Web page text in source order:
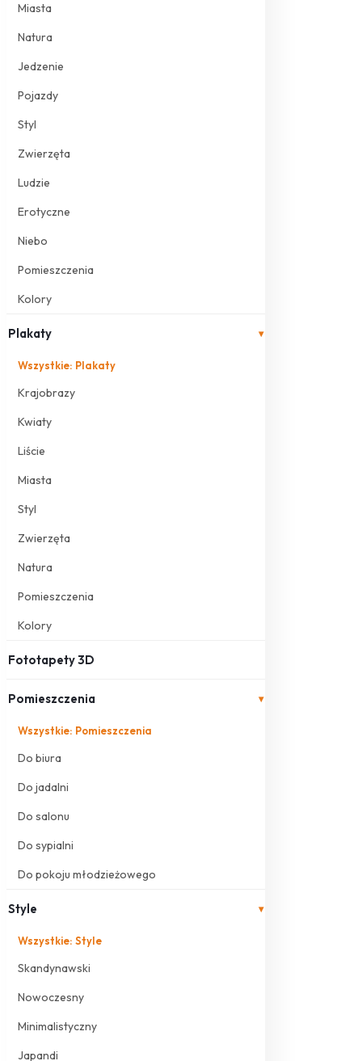
Miasta
Natura
Jedzenie
Pojazdy
Styl
Zwierzęta
Ludzie
Erotyczne
Niebo
Pomieszczenia
Kolory
Plakaty ▾
Wszystkie: Plakaty
Krajobrazy
Kwiaty
Liście
Miasta
Styl
Zwierzęta
Natura
Pomieszczenia
Kolory
Fototapety 3D
Pomieszczenia ▾
Wszystkie: Pomieszczenia
Do biura
Do jadalni
Do salonu
Do sypialni
Do pokoju młodzieżowego
Style ▾
Wszystkie: Style
Skandynawski
Nowoczesny
Minimalistyczny
Japandi